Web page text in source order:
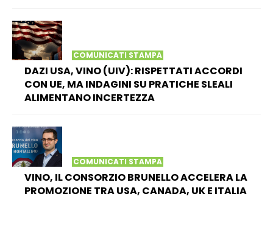
COMUNICATI STAMPA
DAZI USA, VINO (UIV): RISPETTATI ACCORDI
CON UE, MA INDAGINI SU PRATICHE SLEALI
ALIMENTANO INCERTEZZA
COMUNICATI STAMPA
VINO, IL CONSORZIO BRUNELLO ACCELERA LA
PROMOZIONE TRA USA, CANADA, UK E ITALIA